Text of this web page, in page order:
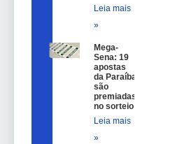
Leia mais
»
Mega-
Sena: 19
apostas
da Paraíba
são
premiadas
no sorteio
Leia mais
»